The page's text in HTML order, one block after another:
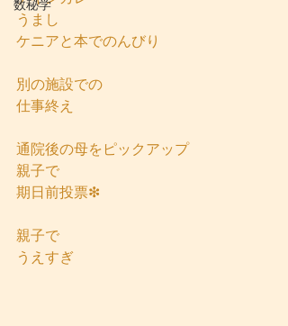
数秘学
うまし
ケニアと本でのんびり
別の施設での
仕事終え
通院後の母をピックアップ
親子で
期日前投票❇
親子で
うえすぎ